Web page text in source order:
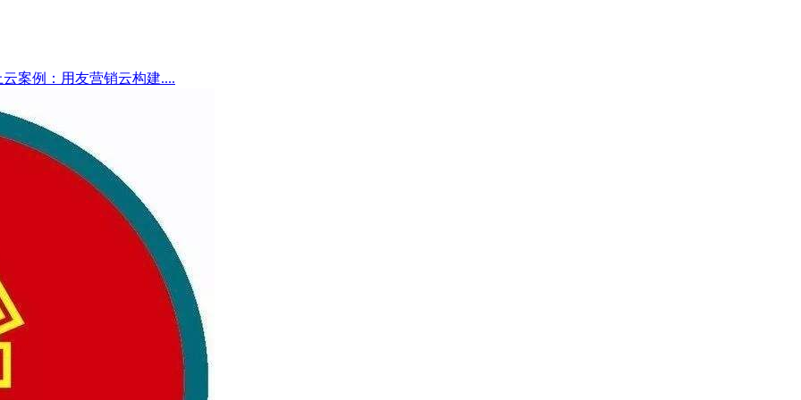
案例：用友营销云构建....